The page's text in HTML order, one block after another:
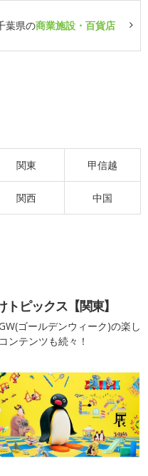
葉県の商業施設・百貨店
関東 甲信越
関西 中国
ピックス【関東】
ゴールデンウィーク)の楽し
ンテンツも続々！